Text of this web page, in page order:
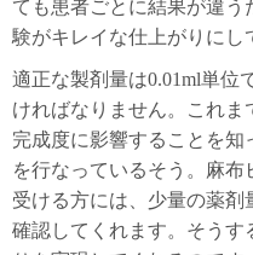
ても患者ごとに結果が違
験がキレイな仕上がりにし
適正な製剤量は0.01ml単位
ければなりません。これ
完成度に影響することを
を行なっているそう。麻
受ける方には、少量の薬剤
確認してくれます。そう